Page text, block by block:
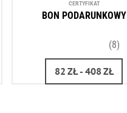
CERTYFIKAT
BON PODARUNKOWY
(8)
82 ZŁ- 408 ZŁ